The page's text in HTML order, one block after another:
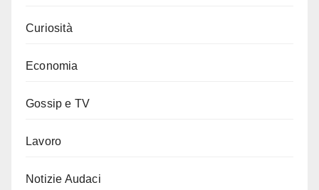
Curiosità
Economia
Gossip e TV
Lavoro
Notizie Audaci